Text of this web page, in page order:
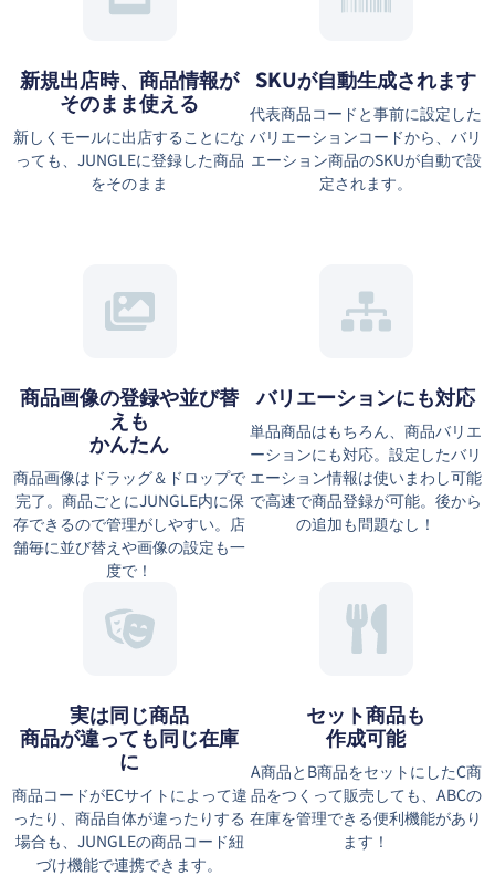
新規出店時、商品情報が
そのまま使える
新しくモールに出店することにな
っても、JUNGLEに登録した商品
をそのまま
SKUが自動生成されます
代表商品コードと事前に設定した
バリエーションコードから、バリ
エーション商品のSKUが自動で設
定されます。
商品画像の登録や並び替
えも
かんたん
商品画像はドラッグ＆ドロップで
完了。商品ごとにJUNGLE内に保
存できるので管理がしやすい。店
舗毎に並び替えや画像の設定も一
度で！
バリエーションにも対応
単品商品はもちろん、商品バリエ
ーションにも対応。設定したバリ
エーション情報は使いまわし可能
で高速で商品登録が可能。後から
の追加も問題なし！
実は同じ商品
商品が違っても同じ在庫
に
商品コードがECサイトによって違
ったり、商品自体が違ったりする
場合も、JUNGLEの商品コード紐
づけ機能で連携できます。
セット商品も
作成可能
A商品とB商品をセットにしたC商
品をつくって販売しても、ABCの
在庫を管理できる便利機能があり
ます！